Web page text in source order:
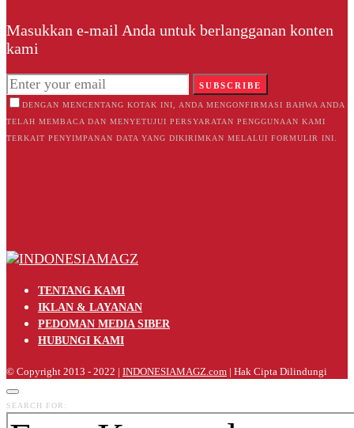
Masukkan e-mail Anda untuk berlangganan konten
kami
SUBSCRIBE
DENGAN MENCENTANG KOTAK INI, ANDA MENGONFIRMASI BAHWA ANDA
TELAH MEMBACA DAN MENYETUJUI PERSYARATAN PENGGUNAAN KAMI
TERKAIT PENYIMPANAN DATA YANG DIKIRIMKAN MELALUI FORMULIR INI.
TENTANG KAMI
IKLAN & LAYANAN
PEDOMAN MEDIA SIBER
HUBUNGI KAMI
© Copyright 2013 - 2022 | INDONESIAMAGZ.com | Hak Cipta Dilindungi
SEARCH FOR: